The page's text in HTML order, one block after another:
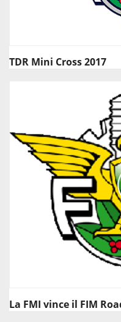
TDR Mini Cross 2017
La FMI vince il FIM